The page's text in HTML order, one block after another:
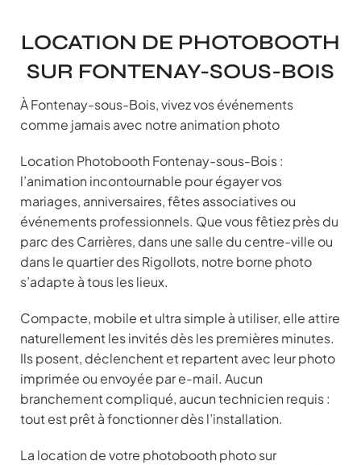
LOCATION DE PHOTOBOOTH
SUR FONTENAY-SOUS-BOIS
À Fontenay-sous-Bois, vivez vos événements
comme jamais avec notre animation photo
Location Photobooth Fontenay-sous-Bois :
l’animation incontournable pour égayer vos
mariages, anniversaires, fêtes associatives ou
événements professionnels. Que vous fêtiez près du
parc des Carrières, dans une salle du centre-ville ou
dans le quartier des Rigollots, notre borne photo
s’adapte à tous les lieux.
Compacte, mobile et ultra simple à utiliser, elle attire
naturellement les invités dès les premières minutes.
Ils posent, déclenchent et repartent avec leur photo
imprimée ou envoyée par e-mail. Aucun
branchement compliqué, aucun technicien requis :
tout est prêt à fonctionner dès l’installation.
La location de votre photobooth photo sur